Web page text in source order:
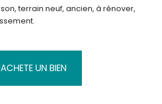
terrain neuf, ancien, à rénover,
UN BIEN